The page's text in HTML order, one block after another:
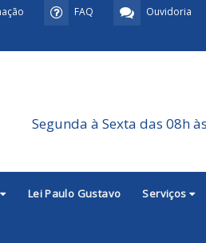
Ouvidoria
FAQ
Segunda à Sexta das 08h
Lei Paulo Gustavo Serviços